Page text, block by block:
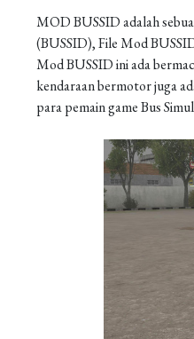
MOD BUSSID adalah
(BUSSID), File Mod
Mod BUSSID ini ada
kendaraan bermotor juga
para pemain game Bus